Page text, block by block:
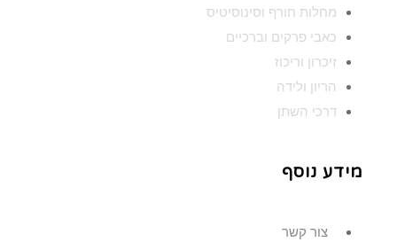
מחלות חורף וסינוסיטיס
כאבי פרקים וברכיים
זיכרון וריכוז
הריון ולידה
דרכי השתן
מידע נוסף
צור קשר